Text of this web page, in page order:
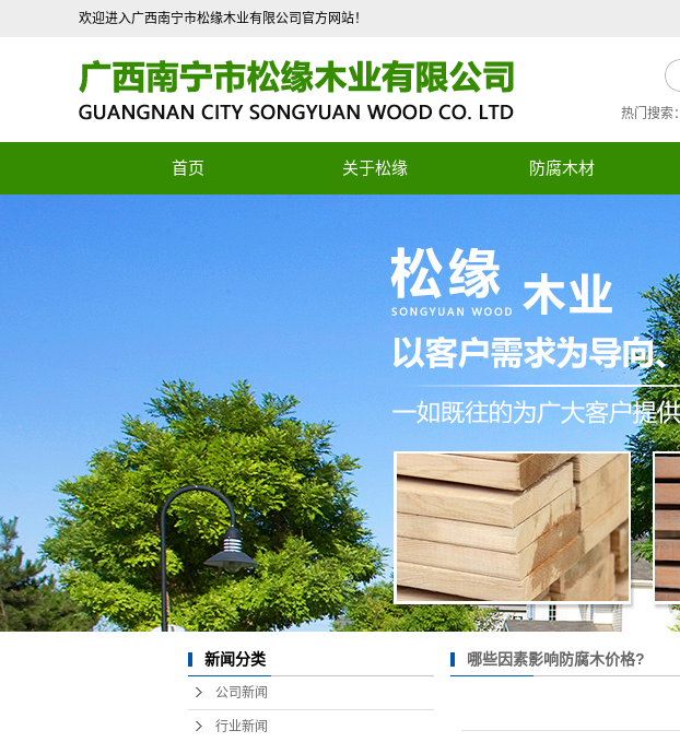
欢迎进入广西南宁市松缘木业有限公司官方网站！
热门搜索：
首页 关于松缘
联系我们
防腐木材
新闻分类
公司新闻
行业新闻
哪些因素影响防腐木价格?